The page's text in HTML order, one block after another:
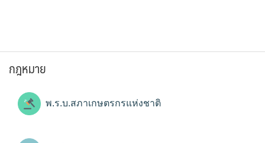
กฎหมาย
พ.ร.บ.สภาเกษตรกรแห่งชาติ